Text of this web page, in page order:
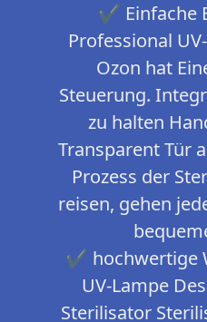
✔ Einfache
Professional
Ozon hat
Steuerung.
zu halten
Transparent Tür
Prozess der
reisen, gehen
✔ hochwertige
UV-Lampe
Sterilisator